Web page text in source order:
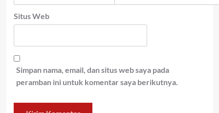
Situs Web
Simpan nama, email, dan situs web saya pada
peramban ini untuk komentar saya berikutnya.